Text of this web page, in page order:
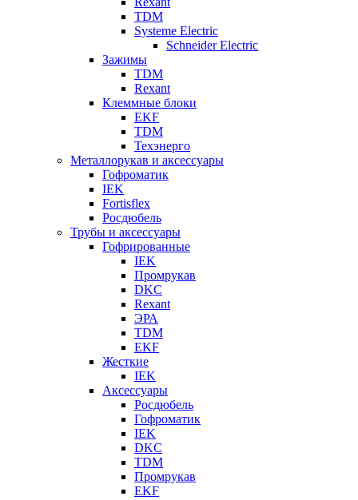
TDM
Systeme Electric
Schneider Electric
Зажимы
TDM
Rexant
Клеммные блоки
EKF
TDM
Техэнерго
Металлорукав и аксессуары
Гофроматик
IEK
Fortisflex
Росдюбель
Трубы и аксессуары
Гофрированные
IEK
Промрукав
DKC
Rexant
ЭРА
TDM
EKF
Жесткие
IEK
Аксессуары
Росдюбель
Гофроматик
IEK
DKC
TDM
Промрукав
EKF